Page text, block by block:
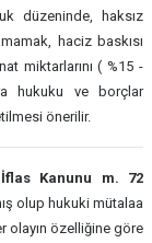
düzeninde, haksız
haciz baskısı
miktarlarını ( %15 -
hukuku ve borçlar
önerilir.
Kanunu m. 72
olup hukuki mütalaa
olayın özelliğine göre